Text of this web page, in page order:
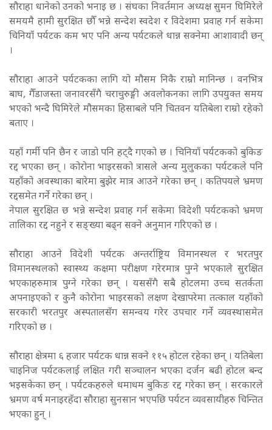
सौराहा धानेको उनको भनाइ छ । संघका निवर्तमान अध्यक्ष सुमन घिमिरेले
समयमै हामी सुरक्षित छौँ भन्ने सन्देश स्वदेश र विदेशमा प्रवाह गर्न सकेमा
चिनियाँ पर्यटक कम भए पनि अन्य पर्यटकले धान्न सक्नेमा आशावादी छन्
।
सौराहा आउने पर्यटकका लागि यो मौसम निकै राम्रो मानिन्छ । वनभित्र
बाघ, गैँडाजस्ता जनावरसँगै चराचुरुङ्गी अवलोकनका लागि उपयुक्त समय
भएको भन्दै घिमिरेले मौसमका हिसाबले पनि चितवन यतिबेला राम्रो रहेको
बताए ।
यहाँ गर्मी पनि छैन र जाडो पनि हट्दै गएको छ । चिनियाँ पर्यटकको बुकिङ
रद्द भएका छन् । कोरोना भाइरसको त्रासले अन्य मुलुकका पर्यटकले पनि
यहाँको अवस्थाका बारेमा बुझेर मात्र आउने गरेका छन् । कतिपयले भ्रमण
रद्दसमेत गर्ने गरेका छन् ।
नेपाल सुरक्षित छ भन्ने सन्देश प्रवाह गर्न सकेमा विदेशी पर्यटकको भ्रमण
तालिका रद्द नहुने र सङ्ख्या बढ्न सक्ने अनुमान गरिएको छ ।
सौराहा आउने विदेशी पर्यटक अन्तर्राष्ट्रिय विमानस्थल र भरतपुर
विमानस्थलको स्वास्थ्य कक्षमा परीक्षण गरेरमात्र पुग्ने भएकाले सुरक्षित
भएकाहरुमात्र पुग्ने गरेका छन् । यससँगै सबै होटलमा उच्च सतर्कता
अपनाइएको र कुनै कोरोना भाइरसको लक्षण देखापरेमा तत्काल यहाँको
सरकारी भरतपुर अस्पतालसँग समन्वय गरेर उपचार गर्ने व्यवस्थासमेत
गरिएको छ ।
सौराहा क्षेत्रमा ६ हजार पर्यटक धान्न सक्ने ११५ होटल रहेका छन् । यतिबेला
चाइनिज पर्यटकलाई लक्षित गरी सञ्चालन भएका दर्जन बढी होटल बन्द
भइसकेका छन् । पर्यटकहरुले धमाधम बुकिङ रद्द गरेका छन् । सरकारले
भ्रमण वर्ष मनाइरहँदा सौराहा सुनसान भएपछि पर्यटन व्यवसायीहरु चिन्तित
भएका हुन् ।